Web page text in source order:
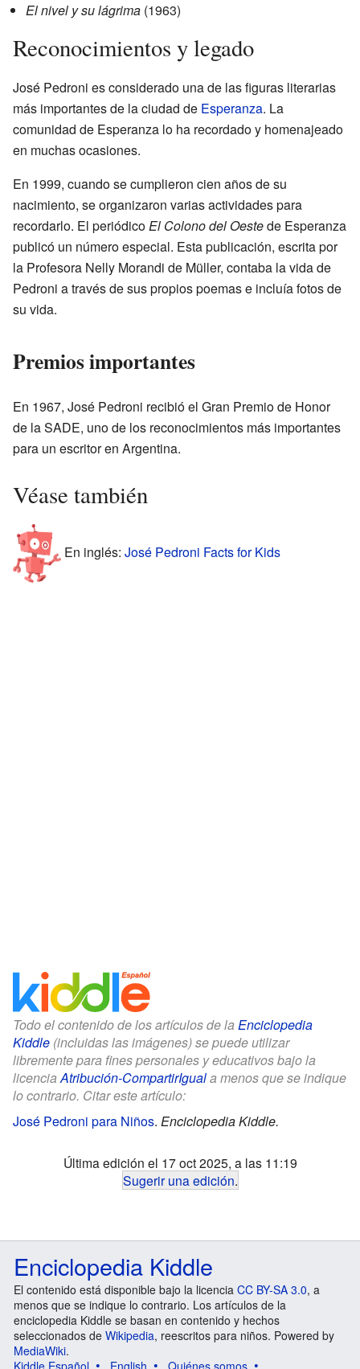
El nivel y su lágrima (1963)
Reconocimientos y legado
José Pedroni es considerado una de las figuras literarias
más importantes de la ciudad de Esperanza. La
comunidad de Esperanza lo ha recordado y homenajeado
en muchas ocasiones.
En 1999, cuando se cumplieron cien años de su
nacimiento, se organizaron varias actividades para
recordarlo. El periódicoEl Colono del Oestede Esperanza
publicó un número especial. Esta publicación, escrita por
la Profesora Nelly Morandi de Müller, contaba la vida de
Pedroni a través de sus propios poemas e incluía fotos de
su vida.
Premios importantes
En 1967, José Pedroni recibió el Gran Premio de Honor
de la SADE, uno de los reconocimientos más importantes
para un escritor en Argentina.
Véase también
En inglés: José Pedroni Facts for Kids
Todo el contenido de los artículos de la Enciclopedia
Kiddle (incluidas las imágenes) se puede utilizar
libremente para fines personales y educativos bajo la
licenciaAtribución-CompartirIguala menos que se indique
lo contrario. Citar este artículo:
José Pedroni para Niños. Enciclopedia Kiddle.
Última edición el 17 oct 2025, a las 11:19
Sugerir una edición.
Enciclopedia Kiddle
El contenido está disponible bajo la licencia CC BY-SA 3.0, a
menos que se indique lo contrario. Los artículos de la
enciclopedia Kiddle se basan en contenido y hechos
seleccionados de Wikipedia, reescritos para niños. Powered by
MediaWiki.